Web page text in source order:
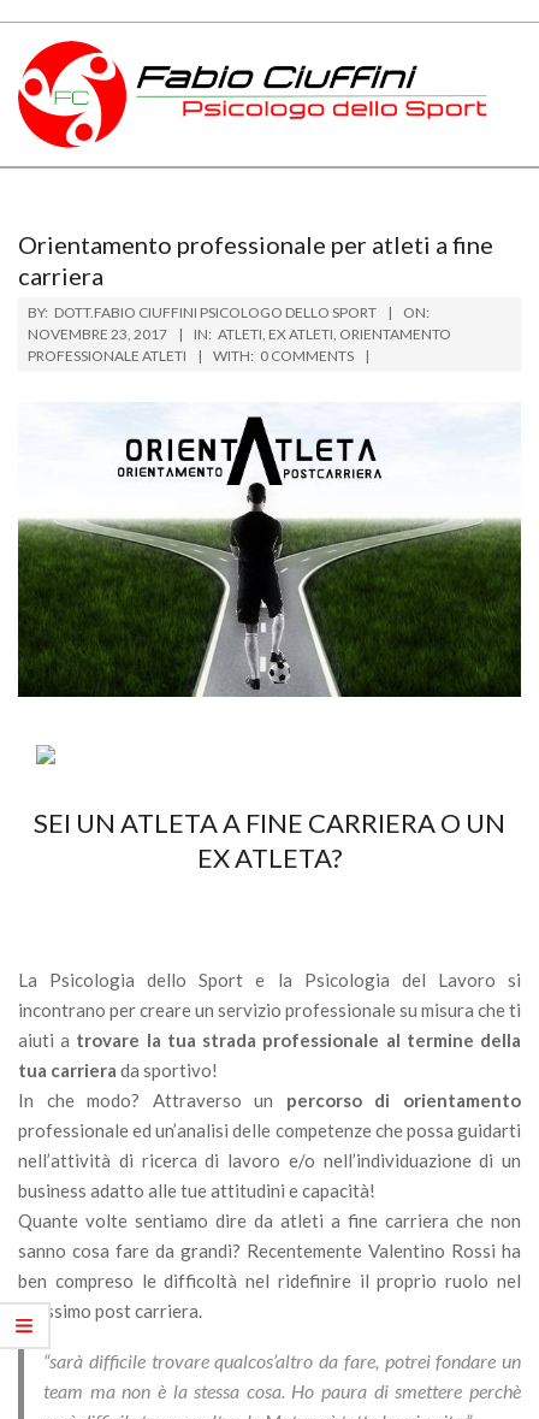
content
PSICOLOGO
SPORT
TOSCANA
MenuOrientamento professionale per atleti a fine
carriera
BY: DOTT.FABIO CIUFFINI PSICOLOGO DELLO SPORT
ON:
NOVEMBRE 23, 2017
IN: ATLETI, EX ATLETI, ORIENTAMENTO
PROFESSIONALE ATLETI
WITH: 0 COMMENTS
SEI UN ATLETA A FINE CARRIERA O UN
EX ATLETA?
La Psicologia dello Sport e la Psicologia del Lavoro si
incontrano per creare un servizio professionale su misura che ti
aiuti a trovare la tua strada professionale al termine della
tua carriera da sportivo!
In che modo? Attraverso un percorso di orientamento
professionale ed un’analisi delle competenze che possa guidarti
nell’attività di ricerca di lavoro e/o nell’individuazione di un
business adatto alle tue attitudini e capacità!
Quante volte sentiamo dire da atleti a fine carriera che non
sanno cosa fare da grandi? Recentemente Valentino Rossi ha
ben compreso le difficoltà nel ridefinire il proprio ruolo nel
prossimo post carriera.
“sarà difficile trovare qualcos’altro da fare, potrei fondare un
team ma non è la stessa cosa. Ho paura di smettere perchè